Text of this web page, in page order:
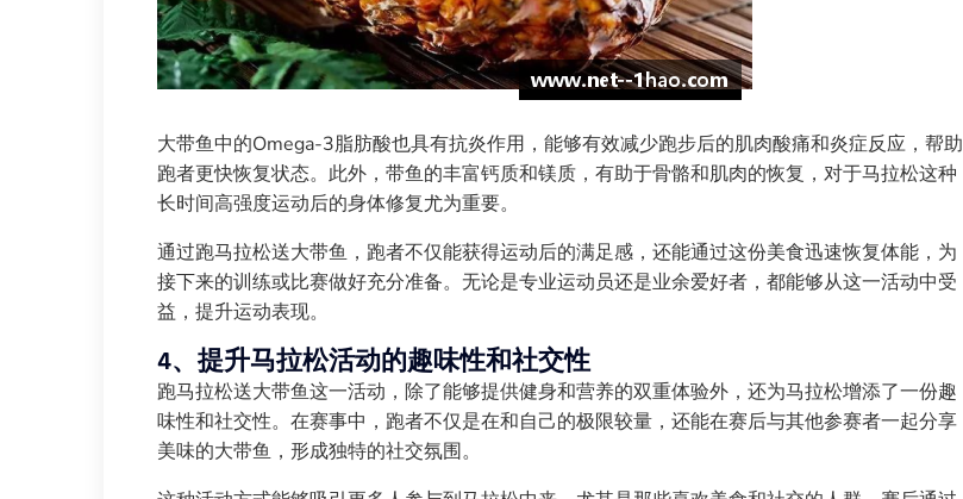
大带鱼中的Omega-3脂肪酸也具有抗炎作用，能够有效减少跑步后的肌肉酸痛和炎症反应，帮助
跑者更快恢复状态。此外，带鱼的丰富钙质和镁质，有助于骨骼和肌肉的恢复，对于马拉松这种
长时间高强度运动后的身体修复尤为重要。
通过跑马拉松送大带鱼，跑者不仅能获得运动后的满足感，还能通过这份美食迅速恢复体能，为
接下来的训练或比赛做好充分准备。无论是专业运动员还是业余爱好者，都能够从这一活动中受
益，提升运动表现。
4、提升马拉松活动的趣味性和社交性
跑马拉松送大带鱼这一活动，除了能够提供健身和营养的双重体验外，还为马拉松增添了一份趣
味性和社交性。在赛事中，跑者不仅是在和自己的极限较量，还能在赛后与其他参赛者一起分享
美味的大带鱼，形成独特的社交氛围。